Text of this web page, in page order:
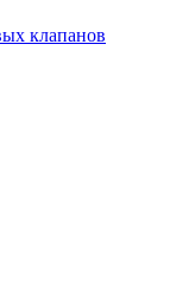
клапанов